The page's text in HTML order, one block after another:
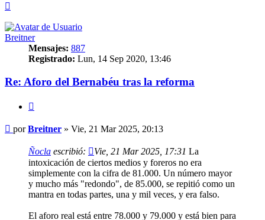
Breitner
Mensajes: 887
Registrado: Lun, 14 Sep 2020, 13:46
Re: Aforo del Bernabéu tras la reforma
Mensaje
porBreitner » Vie, 21 Mar 2025, 20:13
Ñocla escribió: Vie, 21 Mar 2025, 17:31 La
intoxicación de ciertos medios y foreros no era
simplemente con la cifra de 81.000. Un número mayor
y mucho más "redondo", de 85.000, se repitió como un
mantra en todas partes, una y mil veces, y era falso.
El aforo real está entre 78.000 y 79.000 y está bien para